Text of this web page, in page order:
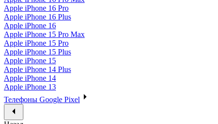
Apple iPhone 16 Pro
Apple iPhone 16 Plus
Apple iPhone 16
Apple iPhone 15 Pro Max
Apple iPhone 15 Pro
Apple iPhone 15 Plus
Apple iPhone 15
Apple iPhone 14 Plus
Apple iPhone 14
Apple iPhone 13
Телефоны Google Pixel